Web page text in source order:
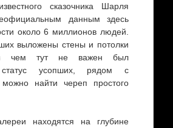
сказочника Шарля
данным здесь
около 6 миллионов людей.
выложены стены и потолки
чем тут не важен был
статус усопших, рядом с
можно найти череп простого
находятся на глубине